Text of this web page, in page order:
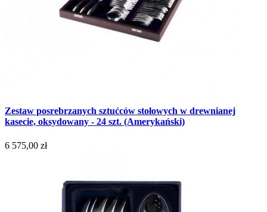
Zestaw posrebrzanych sztućców stołowych w drewnianej
kasecie, oksydowany - 24 szt. (Amerykański)
6 575,00 zł